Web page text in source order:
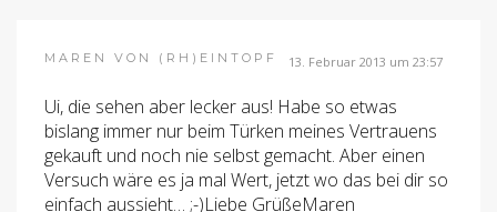
MAREN VON (RH)EINTOPF 13. Februar 2013 um 23:57
Ui, die sehen aber lecker aus! Habe so etwas
bislang immer nur beim Türken meines Vertrauens
gekauft und noch nie selbst gemacht. Aber einen
Versuch wäre es ja mal Wert, jetzt wo das bei dir so
einfach aussieht… ;-)Liebe GrüßeMaren